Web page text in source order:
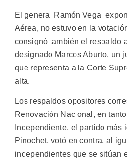
El general Ramón Vega,
Aérea, no estuvo en la
consignó también el respaldo
designado Marcos Aburto, un
que representa a la Corte
alta.
Los respaldos opositores
Renovación Nacional, en
Independiente, el partido más
Pinochet, votó en contra, al
independientes que se sitúan